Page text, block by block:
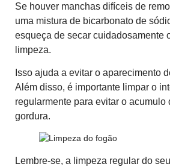
Se houver manchas difíceis de
uma mistura de bicarbonato de
esqueça de secar cuidadosamente
limpeza.
Isso ajuda a evitar o aparecimento
Além disso, é importante limpar o
regularmente para evitar o acumulo
gordura.
Lembre-se, a limpeza regular do